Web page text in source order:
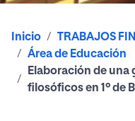
Inicio
TRABAJOS
Área de Educación
Elaboración de una
filosóficos en 1º de